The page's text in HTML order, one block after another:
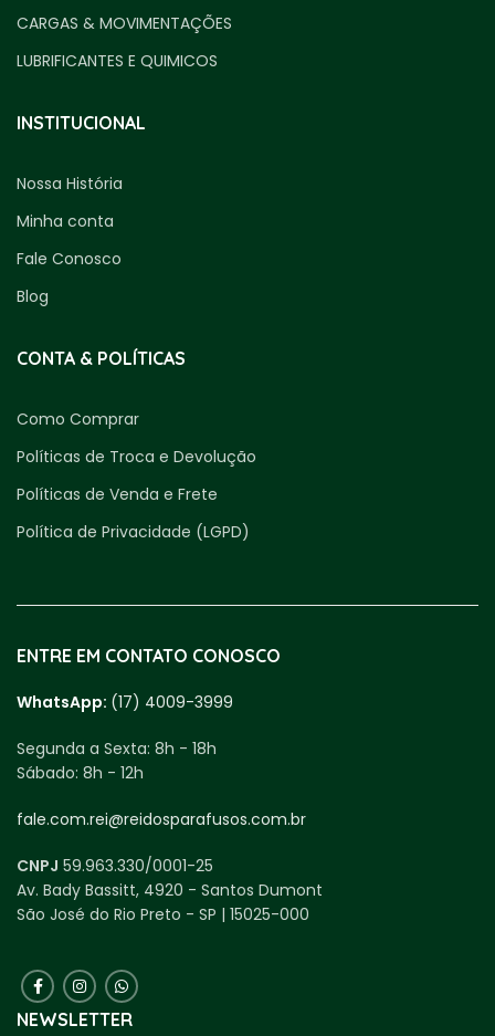
CARGAS & MOVIMENTAÇÕES
LUBRIFICANTES E QUIMICOS
INSTITUCIONAL
Nossa História
Minha conta
Fale Conosco
Blog
CONTA & POLÍTICAS
Como Comprar
Políticas de Troca e Devolução
Políticas de Venda e Frete
Política de Privacidade (LGPD)
ENTRE EM CONTATO CONOSCO
WhatsApp: (17) 4009-3999
Segunda a Sexta: 8h - 18h
Sábado: 8h - 12h
fale.com.rei@reidosparafusos.com.br
CNPJ 59.963.330/0001-25
Av. Bady Bassitt, 4920 - Santos Dumont
São José do Rio Preto - SP | 15025-000
NEWSLETTER